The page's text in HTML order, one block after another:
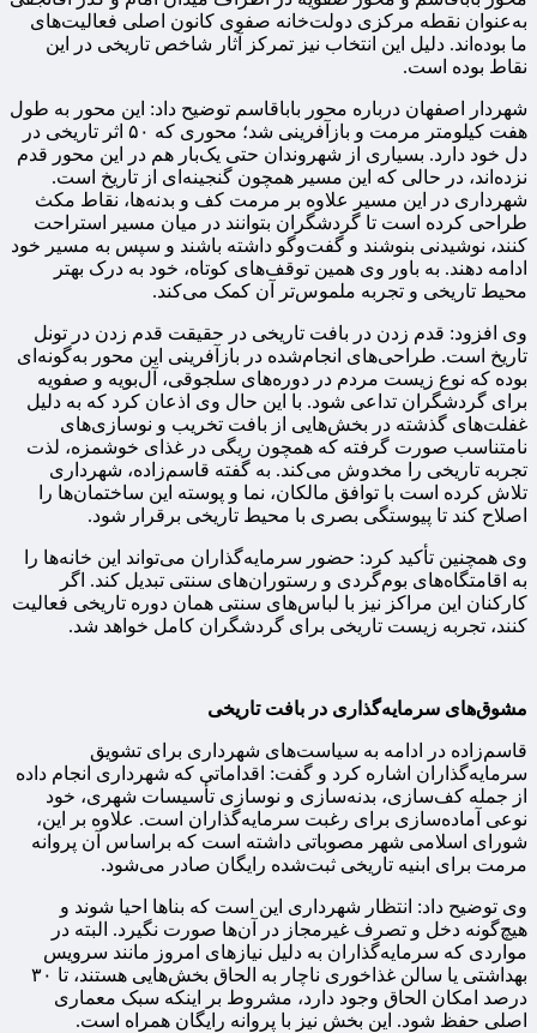
به‌عنوان نقطه مرکزی دولت‌خانه صفوی کانون اصلی فعالیت‌های
ما بوده‌اند. دلیل این انتخاب نیز تمرکز آثار شاخص تاریخی در این
نقاط بوده است.
شهردار اصفهان درباره محور باباقاسم توضیح داد: این محور به طول
هفت کیلومتر مرمت و بازآفرینی شد؛ محوری که ۵۰ اثر تاریخی در
دل خود دارد. بسیاری از شهروندان حتی یک‌بار هم در این محور قدم
نزده‌اند، در حالی که این مسیر همچون گنجینه‌ای از تاریخ است.
شهرداری در این مسیر علاوه بر مرمت کف و بدنه‌ها، نقاط مکث
طراحی کرده است تا گردشگران بتوانند در میان مسیر استراحت
کنند، نوشیدنی بنوشند و گفت‌وگو داشته باشند و سپس به مسیر خود
ادامه دهند. به باور وی همین توقف‌های کوتاه، خود به درک بهتر
محیط تاریخی و تجربه ملموس‌تر آن کمک می‌کند.
وی افزود: قدم زدن در بافت تاریخی در حقیقت قدم زدن در تونل
تاریخ است. طراحی‌های انجام‌شده در بازآفرینی این محور به‌گونه‌ای
بوده که نوع زیست مردم در دوره‌های سلجوقی، آل‌بویه و صفویه
برای گردشگران تداعی شود. با این حال وی اذعان کرد که به دلیل
غفلت‌های گذشته در بخش‌هایی از بافت تخریب و نوسازی‌های
نامتناسب صورت گرفته که همچون ریگی در غذای خوشمزه، لذت
تجربه تاریخی را مخدوش می‌کند. به گفته قاسم‌زاده، شهرداری
تلاش کرده است با توافق مالکان، نما و پوسته این ساختمان‌ها را
اصلاح کند تا پیوستگی بصری با محیط تاریخی برقرار شود.
وی همچنین تأکید کرد: حضور سرمایه‌گذاران می‌تواند این خانه‌ها را
به اقامتگاه‌های بوم‌گردی و رستوران‌های سنتی تبدیل کند. اگر
کارکنان این مراکز نیز با لباس‌های سنتی همان دوره تاریخی فعالیت
کنند، تجربه زیست تاریخی برای گردشگران کامل خواهد شد.
مشوق‌های سرمایه‌گذاری در بافت تاریخی
قاسم‌زاده در ادامه به سیاست‌های شهرداری برای تشویق
سرمایه‌گذاران اشاره کرد و گفت: اقداماتی که شهرداری انجام داده
از جمله کف‌سازی، بدنه‌سازی و نوسازی تأسیسات شهری، خود
نوعی آماده‌سازی برای رغبت سرمایه‌گذاران است. علاوه بر این،
شورای اسلامی شهر مصوباتی داشته است که براساس آن پروانه
مرمت برای ابنیه تاریخی ثبت‌شده رایگان صادر می‌شود.
وی توضیح داد: انتظار شهرداری این است که بناها احیا شوند و
هیچ‌گونه دخل و تصرف غیرمجاز در آن‌ها صورت نگیرد. البته در
مواردی که سرمایه‌گذاران به دلیل نیازهای امروز مانند سرویس
بهداشتی یا سالن غذاخوری ناچار به الحاق بخش‌هایی هستند، تا ۳۰
درصد امکان الحاق وجود دارد، مشروط بر اینکه سبک معماری
اصلی حفظ شود. این بخش نیز با پروانه رایگان همراه است.